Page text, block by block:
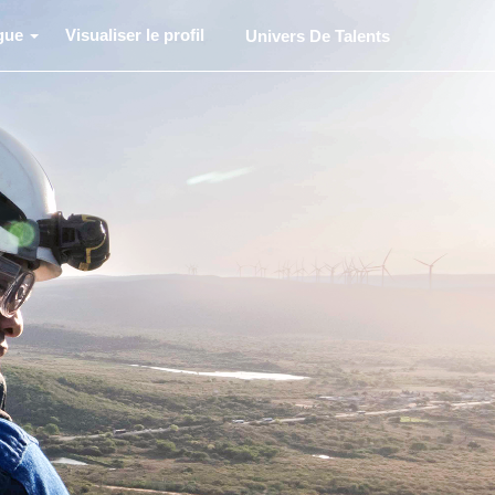
Visualiser le profil Univers De Talents